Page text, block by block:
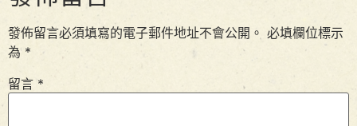
發佈留言必須填寫的電子郵件地址不會公開。 必填欄位標示
為 *
留言 *